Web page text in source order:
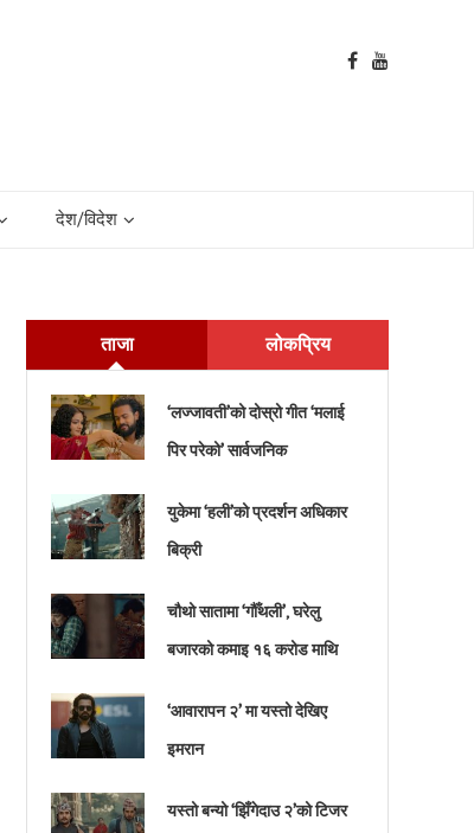
देश/विदेश
ताजा लोकप्रिय
‘लज्जावती’को दोस्रो गीत ‘मलाई
पिर परेको’ सार्वजनिक
युकेमा ‘हली’को प्रदर्शन अधिकार
बिक्री
चौथो सातामा ‘गौँथली’, घरेलु
बजारको कमाइ १६ करोड माथि
‘आवारापन २’ मा यस्तो देखिए
इमरान
यस्तो बन्यो ‘झिँगेदाउ २’को टिजर